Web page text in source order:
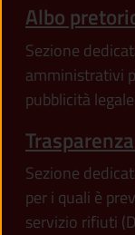
Albo
Sezione
amministrativi
pubblicità
Sezione
per i quali è
servizio rifiuti